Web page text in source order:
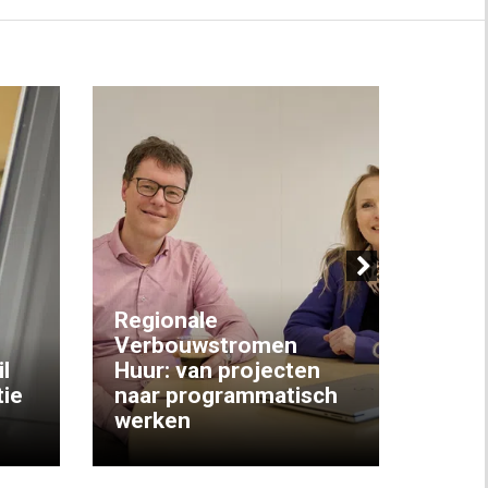
Regionale
Verbouwstromen
Huur: van projecten
naar programmatisch
werken
Next